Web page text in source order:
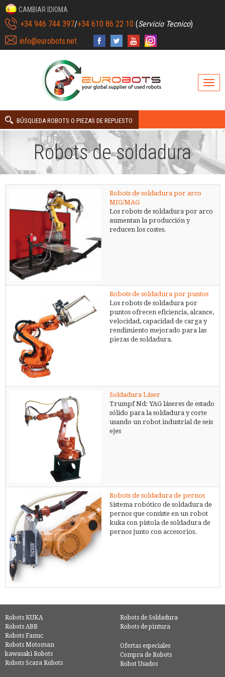
CAMBIAR IDIOMA
+34 946 744 397/+34 610 86 22 10 (Servicio Tecnico)
info@eurobots.net
BÚSQUEDA ROBOTS O PIEZAS DE REPUESTO
Robots de soldadura
Robots de soldadura por arco
MIG/MAG
Los robots de soldadura por arco
aumentan la producción y
reducen los costes.
Robots de soldadura por puntos
Los robots de soldadura por
puntos ofrecen eficiencia, alcance,
velocidad, capacidad de carga y
rendimiento mejorado para las
piezas de soldadura.
Soldadura Láser
Trumpf Nd: YAG láseres de estado
sólido para la soldadura y corte
usando un robot industrial de seis
ejes
Robots de soldadura de pernos
Sistema robótico de soldadura de
pernos que consiste en un robot
kuka con pistola de soldadura de
pernos junto con accesorios.
Robots KUKA
Robots ABB
Robots Fanuc
Robots Motoman
kawasaki Robots
Robots Scara Robots
Robots de Soldadura
Robots de pintura
Ofertas especiales
Compra de Robots
Robot Usados